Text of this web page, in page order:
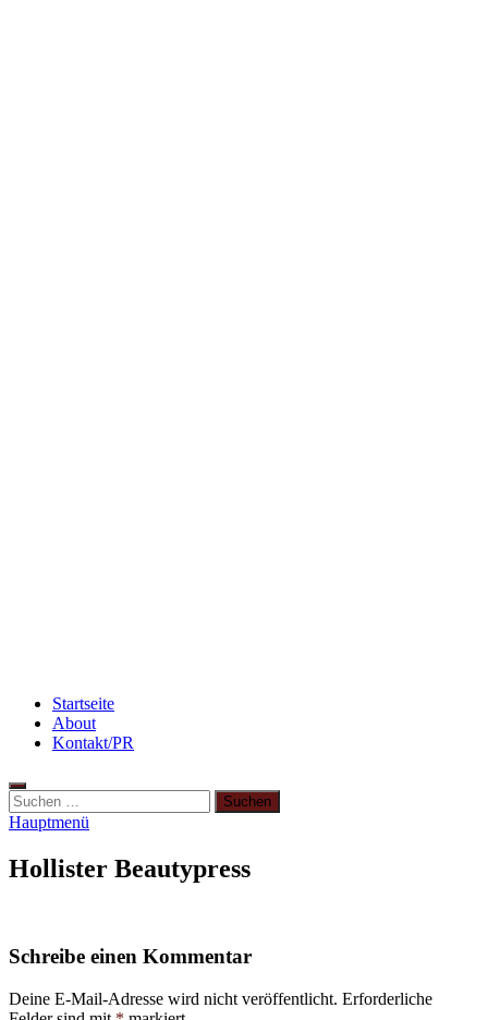
Startseite
About
Kontakt/PR
Hauptmenü
Hollister Beautypress
Schreibe einen Kommentar
Deine E-Mail-Adresse wird nicht veröffentlicht. Erforderliche